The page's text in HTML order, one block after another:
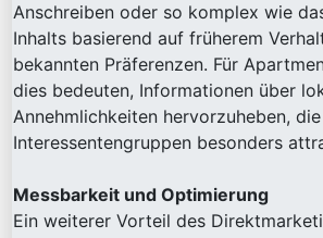
Anschreiben oder so komplex wie
Inhalts basierend auf früherem
bekannten Präferenzen. Für
dies bedeuten, Informationen über
Annehmlichkeiten hervorzuheben,
Interessentengruppen besonders
Messbarkeit und Optimierung
Ein weiterer Vorteil des